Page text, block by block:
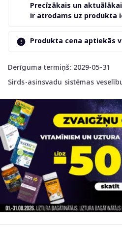
Derīguma termiņš: 2029-05-31
Sirds-asinsvadu sistēmas
Precīzākais un
ir atrodams uz produkta
Produkta cena aptiekās